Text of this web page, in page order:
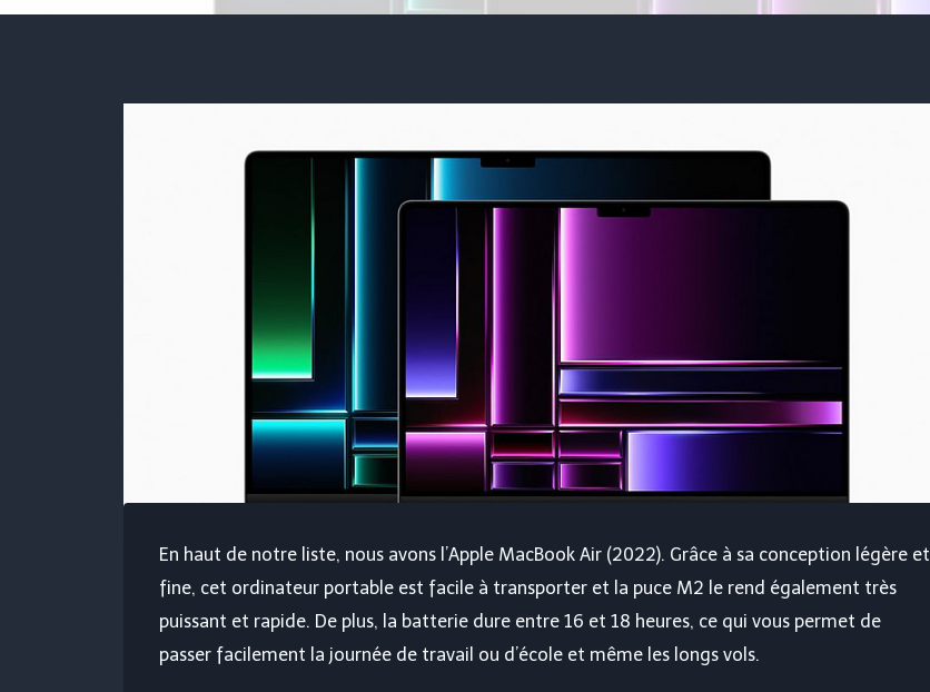
En haut de notre liste, nous avons l’Apple MacBook Air (2022). Grâce à sa conception légère et
fine, cet ordinateur portable est facile à transporter et la puce M2 le rend également très
puissant et rapide. De plus, la batterie dure entre 16 et 18 heures, ce qui vous permet de
passer facilement la journée de travail ou d’école et même les longs vols.